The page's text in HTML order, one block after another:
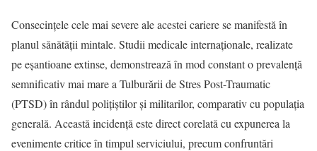
Consecințele cele mai severe ale acestei cariere se manifestă în
planul sănătății mintale. Studii medicale internaționale, realizate
pe eșantioane extinse, demonstrează în mod constant o prevalență
semnificativ mai mare a Tulburării de Stres Post-Traumatic
(PTSD) în rândul polițiștilor și militarilor, comparativ cu populația
generală. Această incidență este direct corelată cu expunerea la
evenimente critice în timpul serviciului, precum confruntări